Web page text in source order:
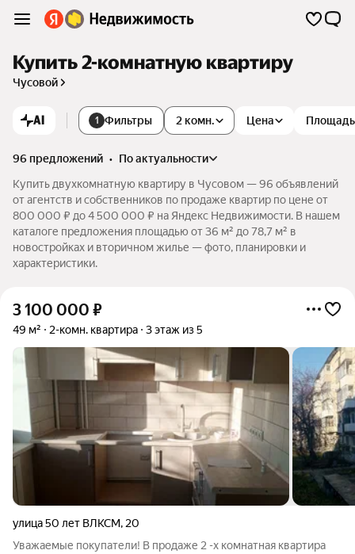
Купить 2-комнатную квартиру
Чусовой
AI 1 Фильтры 2 комн. Цена Площадь
96 предложений •
по актуальности
Купить двухкомнатную квартиру в Чусовом — 96 объявлений
от агентств и собственников по продаже квартир по цене от
800 000 ₽ до 4 500 000 ₽ на Яндекс Недвижимости. В нашем
каталоге предложения площадью от 36 м² до 78,7 м² в
новостройках и вторичном жилье — фото, планировки и
характеристики.
3 100 000 ₽
49 м² 2-комн. квартира 3 этаж из 5
улица 50 лет ВЛКСМ, 20
Уважаемые покупатели! В продаже 2 -х комнатная квартира